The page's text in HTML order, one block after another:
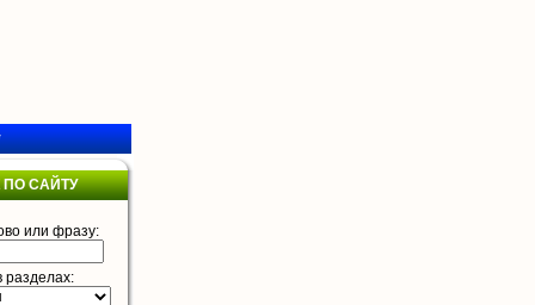
САЙТУ
или фразу:
разделах: